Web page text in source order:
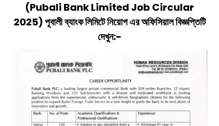
(Pubali Bank Limited JOb Circular
2025)পূবালী ব্যাংক লিমিটেনিয়োগএর অফিসিয়াল বিজ্ঞপ্তিটি
দেখুন:-